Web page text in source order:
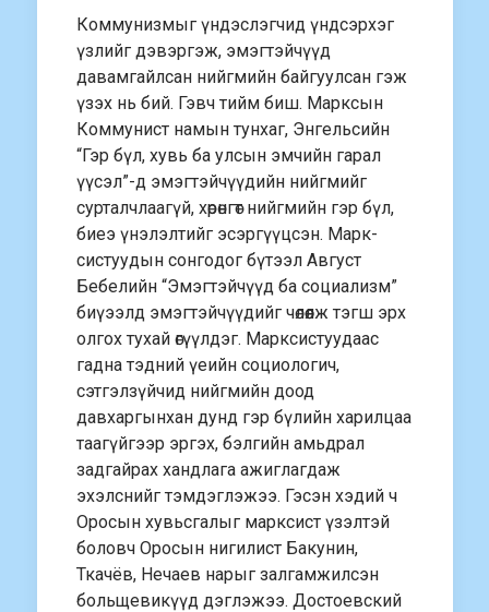
Коммунизмыг үндэс­лэгчид үндсэрхэг
үзлийг дэвэргэж, эмэгтэйчүүд
давамгайлсан нийг­мийн байгуулсан гэж
үзэх нь бий. Гэвч тийм биш. Марксын
Коммунист намын тунхаг, Энгельсийн
“Гэр бүл, хувь ба улсын эмчийн гарал
үүсэл”-д эмэгтэйчүүдийн нийгмийг
сурталч­лаагүй, хөрөнгөт нийгмийн гэр бүл,
биеэ үнэлэлтийг эсэргүүцсэн. Марк­
систуудын сонго­дог бүтээл Август
Бебелийн “Эмэгтэйчүүд ба социализм”
биүээлд эмэгтэйчүүдийг чөлөөлж тэгш эрх
олгох тухай өгүүлдэг. Марксис­туудаас
гадна тэдний үеийн социологич,
сэтгэлзүйчид нийгмийн доод
давхаргынхан дунд гэр бүлийн харилцаа
таагүйгээр эргэх, бэлгийн амьдрал
задгайрах хандлага ажиглагдаж
эхэлснийг тэмдэглэжээ. Гэсэн хэдий ч
Оросын хувьсгалыг марксист үзэлтэй
боловч Оросын нигилист Бакунин,
Ткачёв, Нечаев нарыг залгамжилсэн
больщевикүүд дэглэжээ. Достоевский